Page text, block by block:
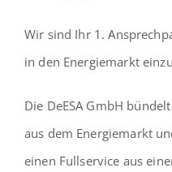
Wir sind Ihr 1.
in den Energiemarkt
Die DeESA GmbH
aus dem Energiemarkt
einen Fullservice aus